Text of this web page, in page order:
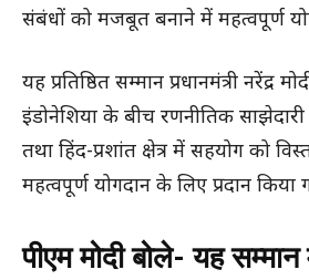
संबंधों को मजबूत बनाने में महत्वपूर्ण
यह प्रतिष्ठित सम्मान प्रधानमंत्री नरेंद्र
इंडोनेशिया के बीच रणनीतिक
तथा हिंद-प्रशांत क्षेत्र में सहयोग को
महत्वपूर्ण योगदान के लिए प्रदान किया
पीएम मोदी बोले- यह